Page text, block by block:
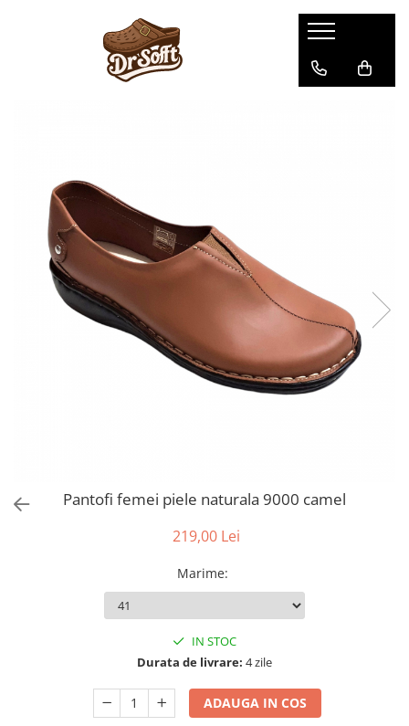
Pantofi femei piele naturala 9000 camel
219,00 Lei
Marime:
IN STOC
Durata de livrare: 4 zile
ADAUGA IN COS